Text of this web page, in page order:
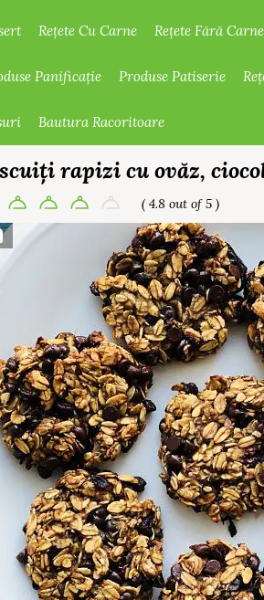
Rețete Cu Carne Rețete Fără Carne
Panificație Produse Patiserie
Bautura Racoritoare
rapizi cu ovăz,
( 4.8 out of 5 )
Recipe